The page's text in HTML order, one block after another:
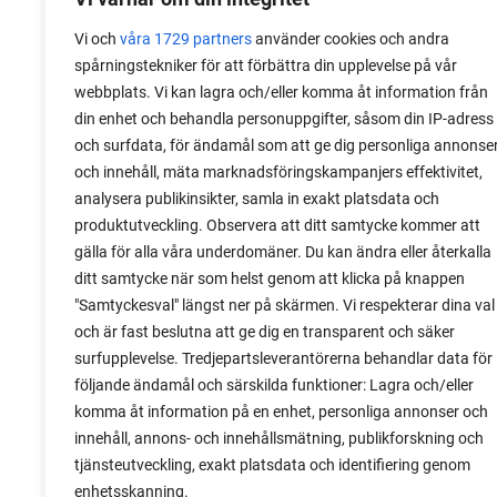
Vi och våra 1729 partnersanvänder cookies och andra
spårningstekniker för att förbättra din upplevelse på vår
webbplats. Vi kan lagra och/eller komma åt information från
din enhet och behandla personuppgifter, såsom din IP-adress
och surfdata, för ändamål som att ge dig personliga
och innehåll, mäta marknadsföringskampanjers effektivitet,
analysera publikinsikter, samla in exakt platsdata och
produktutveckling. Observera att ditt samtycke kommer att
gälla för alla våra underdomäner. Du kan ändra eller återkalla
ditt samtycke när som helst genom att klicka på knappen
"Samtyckesval" längst ner på skärmen. Vi respekterar dina val
och är fast beslutna att ge dig en transparent och säker
surfupplevelse. Tredjepartsleverantörerna behandlar data för
följande ändamål och särskilda funktioner: Lagra och/eller
komma åt information på en enhet, personliga annonser och
innehåll, annons- och innehållsmätning, publikforskning och
tjänsteutveckling, exakt platsdata och identifiering genom
enhetsskanning.
Bananschalottenlök 'LONGOR'
250 g
kr99
kr99